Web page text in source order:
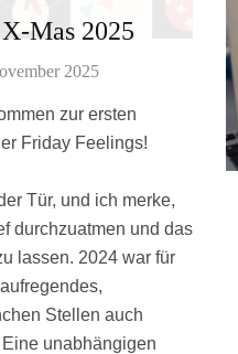
Mas 2025
2025
zur ersten
Friday Feelings!
Tür, und ich merke,
durchzuatmen und das
lassen. 2024 war für
Stellen auch
unabhängigen